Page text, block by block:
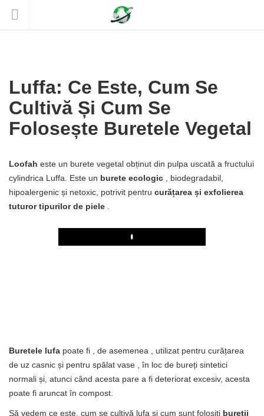
Luffa: Ce Este, Cum Se
Cultivă Și Cum Se
Folosește Buretele Vegetal
Loofah este un burete vegetal obținut din pulpa uscată a fructului
cylindrica Luffa. Este un burete ecologic , biodegradabil,
hipoalergenic și netoxic, potrivit pentru curățarea și exfolierea
tuturor tipurilor de piele
Play
Buretele lufa poate fi , de asemenea , utilizat pentru curățarea
de uz casnic și pentru spălat vase , în loc de bureți sintetici
normali și, atunci când acesta pare a fi deteriorat excesiv, acesta
poate fi aruncat în compost.
Să vedem ce este, cum se cultivă lufa și cum sunt folosiți bureții